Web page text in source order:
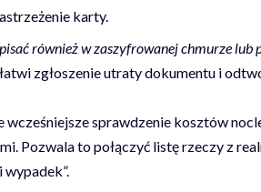
karty.
również w zaszyfrowanej chmurze lub
zgłoszenie utraty dokumentu i
sprawdzenie kosztów
. Pozwala to połączyć listę rzeczy z